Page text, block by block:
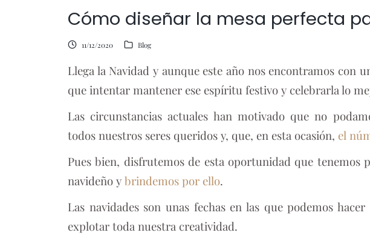
Cómo diseñar la mesa perfecta
11/12/2020 Blog
Llega la Navidad y aunque este año nos encontramos con
que intentar mantener ese espíritu festivo y celebrarla lo
Las circunstancias actuales han motivado que no
todos nuestros seres queridos y, que, en esta ocasión, el
Pues bien, disfrutemos de esta oportunidad que tenemos
navideño y brindemos por ello.
Las navidades son unas fechas en las que podemos
explotar toda nuestra creatividad.